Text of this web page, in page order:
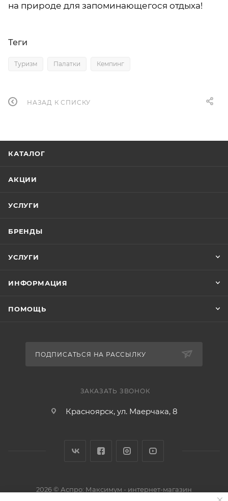
на природе для запоминающегося отдыха!
Теги
Туризм Палатки Кемпинг
НАЗАД К СПИСКУ
КАТАЛОГ
АКЦИИ
УСЛУГИ
БРЕНДЫ
УСЛУГИ
ИНФОРМАЦИЯ
ПОМОЩЬ
ПОДПИСАТЬСЯ НА РАССЫЛКУ
ЗАКАЗАТЬ ЗВОНОК
Красноярск, ул. Маерчака, 8
2026 © Аспро: Максимум - интернет-магазин